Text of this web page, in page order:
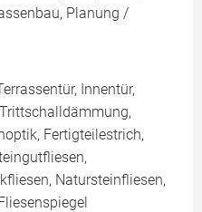
Planung /
Innentür,
Fertigteilestrich,
Natursteinfliesen,